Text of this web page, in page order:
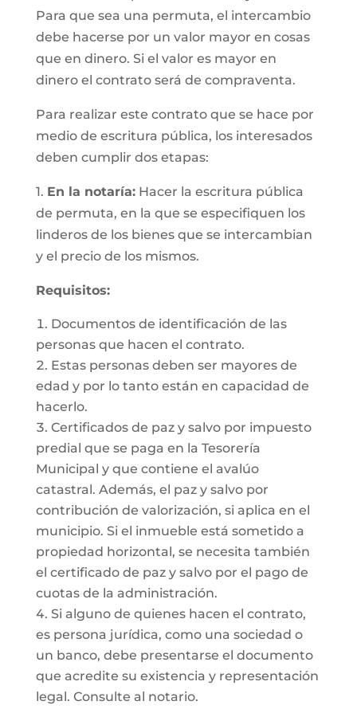
Para que sea una permuta, el intercambio
debe hacerse por un valor mayor en cosas
que en dinero. Si el valor es mayor en
dinero el contrato será de compraventa.
Para realizar este contrato que se hace por
medio de escritura pública, los interesados
deben cumplir dos etapas:
1. En la notaría:Hacer la escritura pública
de permuta, en la que se especifiquen los
linderos de los bienes que se intercambian
y el precio de los mismos.
Requisitos:
Documentos de identificación de las
personas que hacen el contrato.
Estas personas deben ser mayores de
edad y por lo tanto están en capacidad de
hacerlo.
Certificados de paz y salvo por impuesto
predial que se paga en la Tesorería
Municipal y que contiene el avalúo
catastral. Además, el paz y salvo por
contribución de valorización, si aplica en el
municipio. Si el inmueble está sometido a
propiedad horizontal, se necesita también
el certificado de paz y salvo por el pago de
cuotas de la administración.
Si alguno de quienes hacen el contrato,
es persona jurídica, como una sociedad o
un banco, debe presentarse el documento
que acredite su existencia y representación
legal. Consulte al notario.